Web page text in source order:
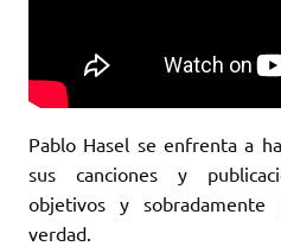
Pablo Hasel se enfrenta a
sus canciones y
objetivos y
verdad.